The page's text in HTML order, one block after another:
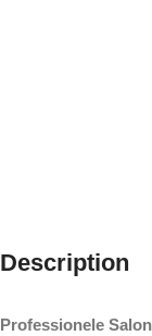
Description
Professionele